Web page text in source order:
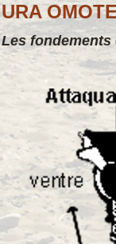
URA
Les fondements